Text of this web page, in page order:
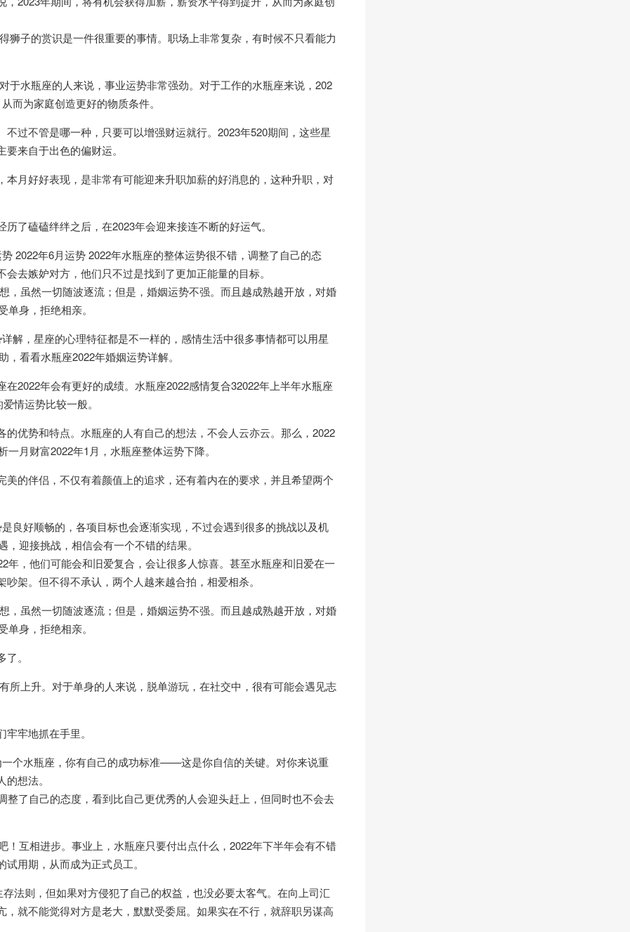
狮子的赏识是一件很重要的事情。职场上非常复杂，有时候不只看能力
于水瓶座的人来说，事业运势非常强劲。对于工作的水瓶座来说，202
而为家庭创造更好的物质条件。
过不管是哪一种，只要可以增强财运就行。2023年520期间，这些星
来自于出色的偏财运。
月好好表现，是非常有可能迎来升职加薪的好消息的，这种升职，对
了磕磕绊绊之后，在2023年会迎来接连不断的好运气。
2022年6月运势 2022年水瓶座的整体运势很不错，调整了自己的态
去嫉妒对方，他们只不过是找到了更加正能量的目标。
，虽然一切随波逐流；但是，婚姻运势不强。而且越成熟越开放，对婚
身，拒绝相亲。
解，星座的心理特征都是不一样的，感情生活中很多事情都可以用星
看看水瓶座2022年婚姻运势详解。
2022年会有更好的成绩。水瓶座2022感情复合32022年上半年水瓶座
情运势比较一般。
优势和特点。水瓶座的人有自己的想法，不会人云亦云。那么，2022
月财富2022年1月，水瓶座整体运势下降。
的伴侣，不仅有着颜值上的追求，还有着内在的要求，并且希望两个
良好顺畅的，各项目标也会逐渐实现，不过会遇到很多的挑战以及机
迎接挑战，相信会有一个不错的结果。
年，他们可能会和旧爱复合，会让很多人惊喜。甚至水瓶座和旧爱在一
架。但不得不承认，两个人越来越合拍，相爱相杀。
，虽然一切随波逐流；但是，婚姻运势不强。而且越成熟越开放，对婚
身，拒绝相亲。
。
所上升。对于单身的人来说，脱单游玩，在社交中，很有可能会遇见志
牢地抓在手里。
个水瓶座，你有自己的成功标准——这是你自信的关键。对你来说重
想法。
整了自己的态度，看到比自己更优秀的人会迎头赶上，但同时也不会去
！互相进步。事业上，水瓶座只要付出点什么，2022年下半年会有不错
用期，从而成为正式员工。
法则，但如果对方侵犯了自己的权益，也没必要太客气。在向上司汇
就不能觉得对方是老大，默默受委屈。如果实在不行，就辞职另谋高